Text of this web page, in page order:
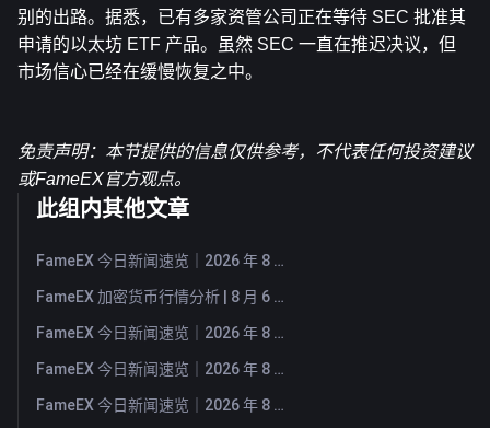
别的出路。据悉，已有多家资管公司正在等待 SEC 批准其
申请的以太坊 ETF 产品。虽然 SEC 一直在推迟决议，但
市场信心已经在缓慢恢复之中。
免责声明：本节提供的信息仅供参考，不代表任何投资建议
或FameEX官方观点。
此组内其他文章
FameEX 今日新闻速览｜2026 年 8 月 7 日
FameEX 加密货币行情分析 | 8 月 6 日, 2026
FameEX 今日新闻速览｜2026 年 8 月 6 日
FameEX 今日新闻速览｜2026 年 8 月 5 日
FameEX 今日新闻速览｜2026 年 8 月 4 日